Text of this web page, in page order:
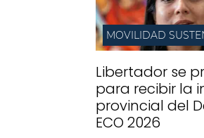
MOVILIDAD
Libertador se
para recibir la
provincial del
ECO 2026